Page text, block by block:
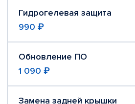
Гидрогелевая защита
990 ₽
Обновление ПО
1 090 ₽
Замена задней крышки